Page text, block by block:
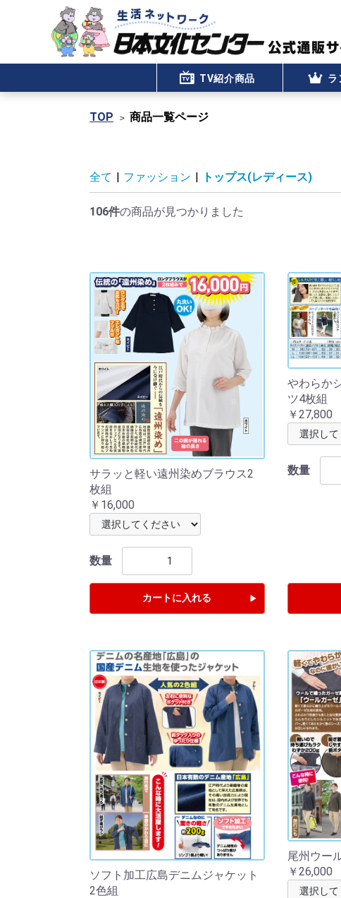
TV紹介商品 ラ
TOP 商品一覧ページ
全て | ファッション | トップス(レディース)
106件の商品が見つかりました
サラッと軽い遠州染めブラウス2
枚組
￥16,000
数量
カートに入れる
やわらか
ツ4枚組
￥27,800
数量
ソフト加工広島デニムジャケット
2色組
尾州ウー
￥26,000